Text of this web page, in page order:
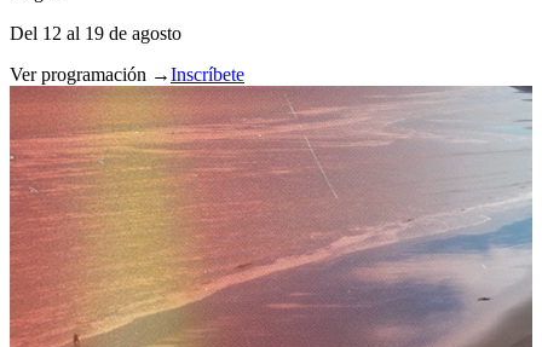
Del 12 al 19 de agosto
Ver programación →Inscríbete